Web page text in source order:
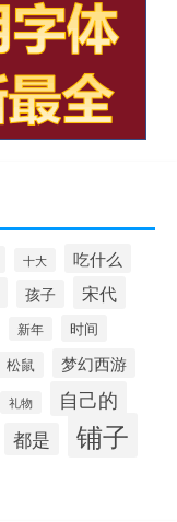
十大 吃什么
孩子 宋代
新年 时间
松鼠 梦幻西游
礼物 自己的
都是 铺子